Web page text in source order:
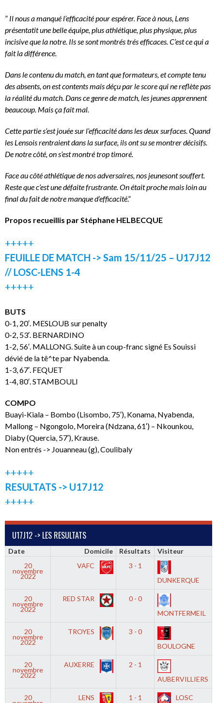
” Il nous a manqué l’efficacité pour espérer. Face à nous, Lens
présentatit une belle équipe, plus athlétique, plus physique, plus
incisive que la notre. Ils se sont montrés trés efficaces. C’est ce qui a
fait la différence.
Dans le contenu du match, en tant que formateurs, et compte tenu
des absents, on est contents mais déçu par le score qui ne reflète pas
la réalité du match. Dans ce genre de match, les jeunes apprennent
beaucoup. Mais ça fait mal.
Cette partie s’est jouée sur l’efficacité dans les deux surfaces. Quand
les Lensois rentraient dans la surface, ils ont su se montrer décisifs.
De notre côté, on s’est montré trop timoré.
Face au côté athlétique de nos adversaires, nos jeunesont souffert.
Reste que c’est une défaite frustrante. On était proche mais loin au
final du fait de notre manque d’efficacité.”
Propos recueillis par Stéphane HELBECQUE
+++++
FEUILLE DE MATCH -> Sam 15/11/25 – U17J12
// LOSC-LENS 1-4
+++++
BUTS
0-1, 20′. MESLOUB sur penalty
0-2, 53′. BERNARDINO
1-2, 56′. MALLONG. Suite à un coup-franc signé Es Souissi
dévié de la tê^te par Nyabenda.
1-3, 67′. FEQUET
1-4, 80′. STAMBOULI
COMPO
Buayi-Kiala – Bombo (Lisombo, 75′), Konama, Nyabenda,
Mallong – Ngongolo, Moreira (Ndzana, 61′) – Nkounkou,
Diaby (Quercia, 57′), Krause.
Non entrés -> Jouanneau (g), Coulibaly
+++++
RESULTATS -> U17J12
+++++
U17J12 -> LES RESULTATS
Date Domicile Résultats
Visiteur
20
novembre
2022
VAFC
3 - 1
DUNKERQUE
20
novembre
2022
RED STAR
0 - 0
MONTFERMEIL
20
novembre
2022
TROYES
3 - 0
BOULOGNE
20
novembre
2022
AUXERRE
2 - 1
AUBERVILLIERS
20 LENS 1 - 1 LOSC